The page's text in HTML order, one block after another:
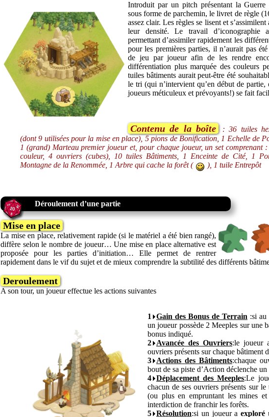
Introduit par un pitch présentant la Guerre
sous forme de parchemin, le livret de règle
assez clair. Les règles se lisent et
leur densité. Le travail d’iconographie
permettant d’assimiler rapidement les
pour les premières parties, il n’aurait pas
de jeu par joueur afin de les rendre
différentiation plus marquée des couleurs
tuiles bâtiments aurait peut-être été
le tri (qui n’intervient qu’en début de
joueurs méticuleux et prévoyants!) se fait
Contenu de la boîte
: 36 tuiles
(dont 9 utilisées pour la mise en place), 5 pions de Bonification, 1 Echelle de
1 (grand) Marteau premier joueur et, pour chaque joueur, un set comprenant :
couleur, 4 ouvriers (cubes), 10 tuiles Bâtiments, 1 Enceinte de Cité, 1
Montagne de la Renommée, 1 Arbre qui cache la forêt (
), 1 tuile Entrepôt
Déroulement d’une partie
Mise en place
La mise en place, relativement rapide (si le matériel a été bien rangé),
diffère selon le nombre de joueur… Une mise en place alternative est
proposée pour les parties d’initiation… Elle permet de rentrer
rapidement dans le vif du sujet et de mieux comprendre la subtilité des différents
Deroulement
A son tour, un joueur effectue les actions suivantes
1 Gain des Bonus de Terrain :si au
un joueur possède 2 Meeples sur une
bonus indiqué.
2
Avancée des Ouvriers:le joueur
ouvriers présents sur chaque bâtiment
3
Actions des Bâtiments:chaque
bout de sa piste d’Action déclenche un
4 Déplacement des Meeples:Le
chacun de ses ouvriers présents sur le
(ou plus en empruntant les mines
interdiction de franchir les forêts.
5 Résolution:si un joueur a exploré